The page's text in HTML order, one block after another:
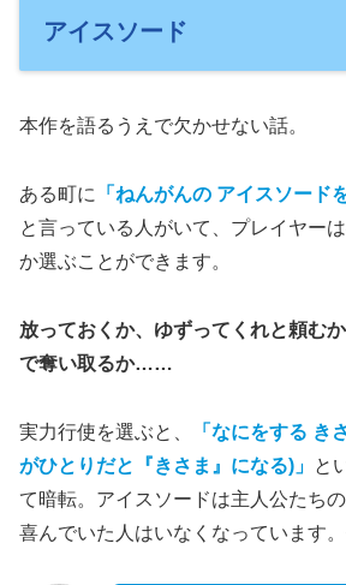
アイスソード
本作を語るうえで欠かせない話。
ある町に
「ねんがんの アイスソード
と言っている人がいて、プレイヤー
か選ぶことができます。
放っておくか、ゆずってくれと頼む
で奪い取るか……
実力行使を選ぶと、
「なにをする
がひとりだと『きさま』になる)」 と
て暗転。アイスソードは主人公たち
喜んでいた人はいなくなっています